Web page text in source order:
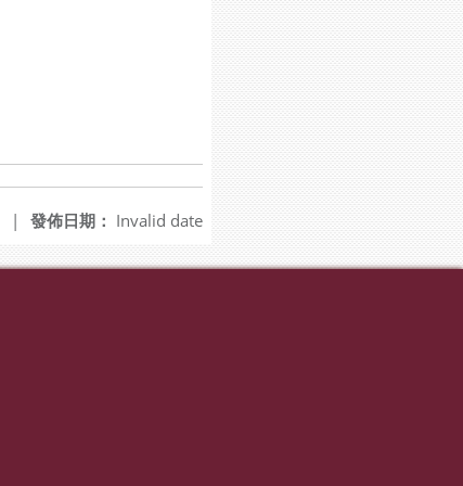
發佈日期： Invalid date
|